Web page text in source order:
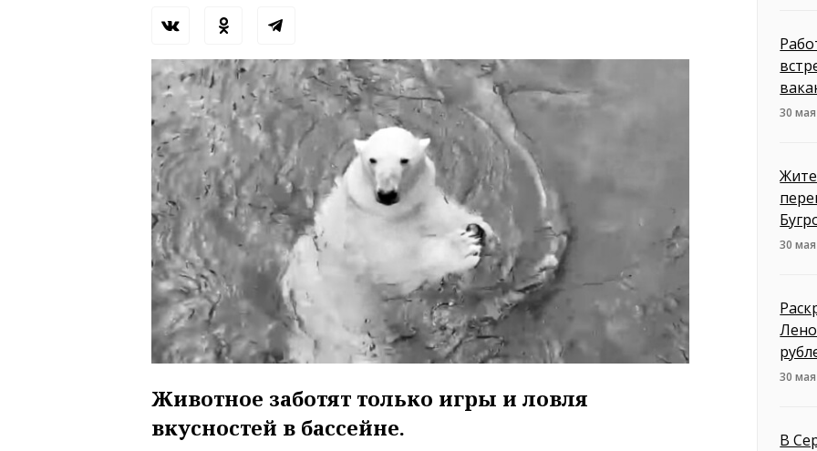
Животное заботят только игры и ловля
вкусностей в бассейне.
30
30
30
В